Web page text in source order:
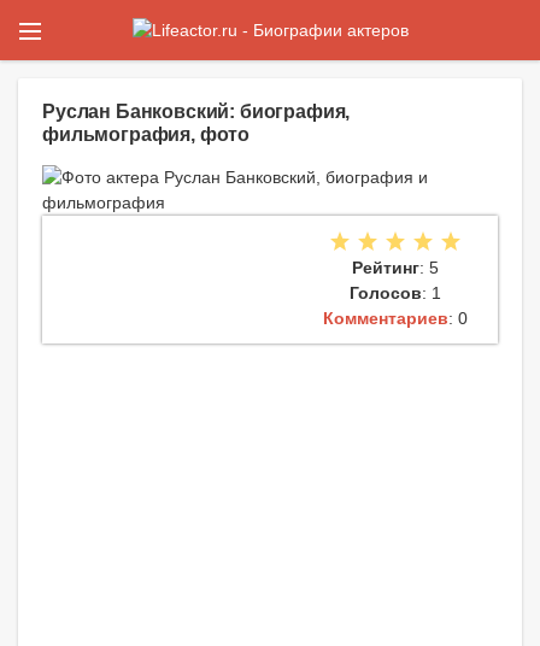
Руслан Банковский: биография,
фильмография, фото
Рейтинг: 5
Голосов: 1
Комментариев: 0